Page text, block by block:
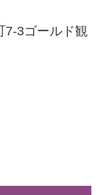
7-3ゴールド観